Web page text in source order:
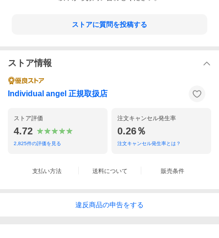
ストアに質問を投稿する
ストア情報
Individual angel 正規取扱店
ストア評価
4.72
2,825件の評価を見る
注文キャンセル発生率
0.26％
注文キャンセル発生率とは？
支払い方法 送料について 販売条件
違反商品の申告をする